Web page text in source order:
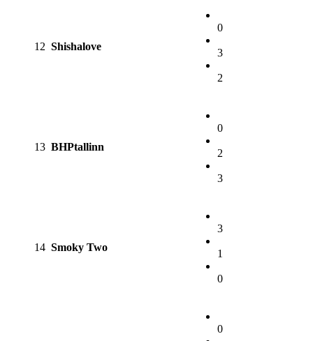
12 Shishalove
0
3
2
13 BHPtallinn
0
2
3
14 Smoky Two
3
1
0
0